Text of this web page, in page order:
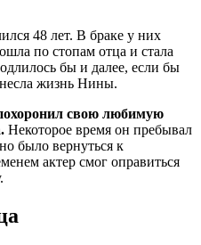
48 лет. В браке у них
по стопам отца и стала
бы и далее, если бы
жизнь Нины.
свою любимую
Некоторое время он пребывал
было вернуться к
актер смог оправиться